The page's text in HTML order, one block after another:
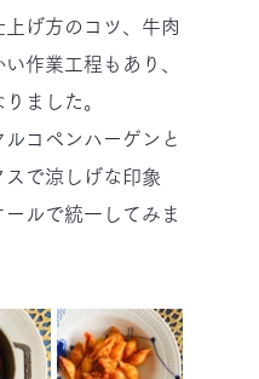
げ方のコツ、牛肉
作業工程もあり、
ました。
コペンハーゲンと
スで涼しげな印象
ルで統一してみま